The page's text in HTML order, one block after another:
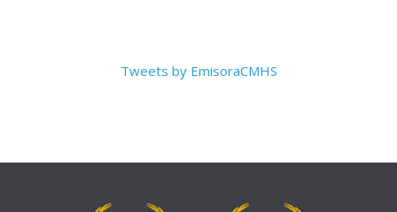
Tweets by EmisoraCMHS